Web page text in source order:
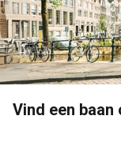
Vind een